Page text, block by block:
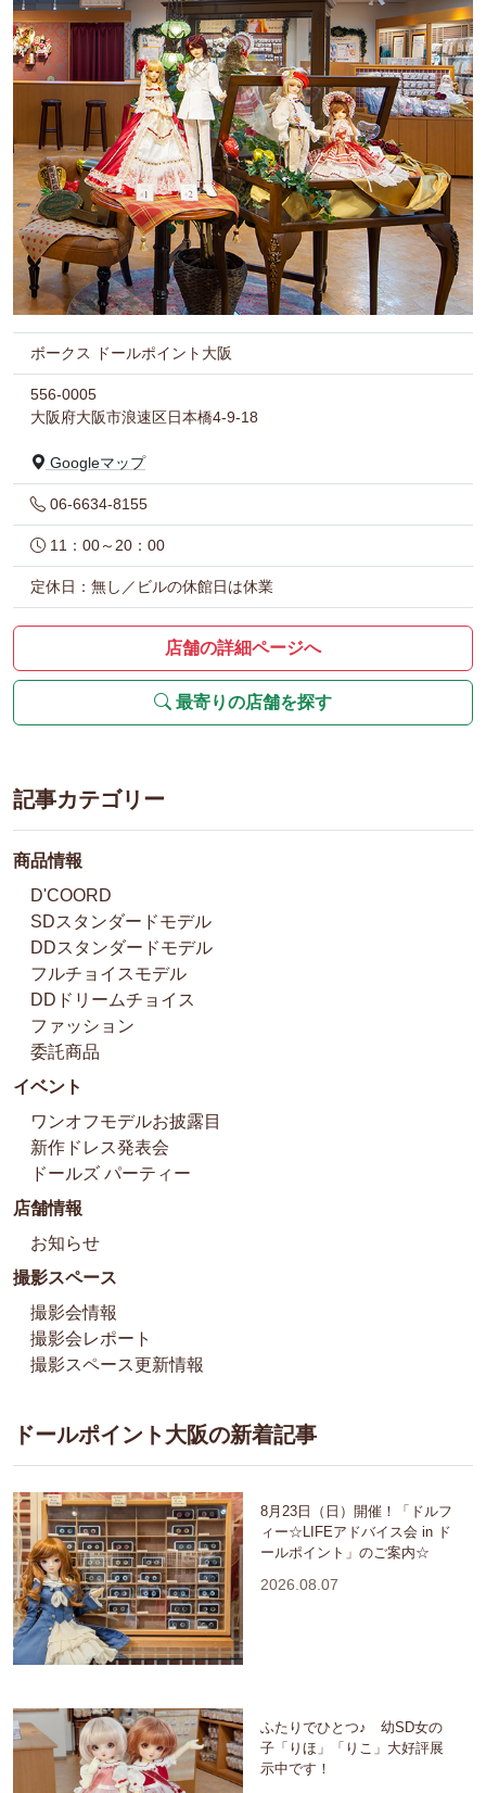
ボークス ドールポイント大阪
556-0005
大阪府大阪市浪速区日本橋4-9-18
Googleマップ
06-6634-8155
11：00～20：00
定休日：無し／ビルの休館日は休業
店舗の詳細ページへ
最寄りの店舗を探す
記事カテゴリー
商品情報
D'COORD
SDスタンダードモデル
DDスタンダードモデル
フルチョイスモデル
DDドリームチョイス
ファッション
委託商品
イベント
ワンオフモデルお披露目
新作ドレス発表会
ドールズ パーティー
店舗情報
お知らせ
撮影スペース
撮影会情報
撮影会レポート
撮影スペース更新情報
ドールポイント大阪の新着記事
8月23日（日）開催！「ドルフ
ィー☆LIFEアドバイス会 in ド
ールポイント」のご案内☆
2026.08.07
ふたりでひとつ♪ 幼SD女の
子「りほ」「りこ」大好評展
示中です！